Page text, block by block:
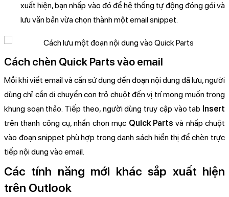
xuất hiện, bạn nhấp vào đó để hệ thống tự động đóng gói và
lưu văn bản vừa chọn thành một email snippet.
Cách chèn Quick Parts vào email
Mỗi khi viết email và cần sử dụng đến đoạn nội dung đã lưu, người
dùng chỉ cần di chuyển con trỏ chuột đến vị trí mong muốn trong
khung soạn thảo. Tiếp theo, người dùng truy cập vào tab Insert
trên thanh công cụ, nhấn chọn mục Quick Parts và nhấp chuột
vào đoạn snippet phù hợp trong danh sách hiển thị để chèn trực
tiếp nội dung vào email.
Các tính năng mới khác sắp xuất hiện
trên Outlook